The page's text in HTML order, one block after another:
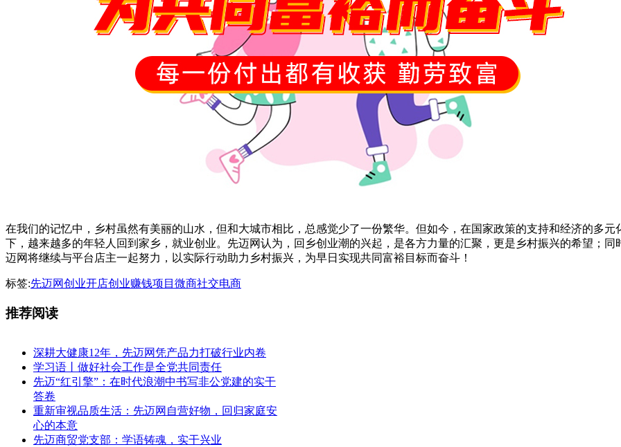
在我们的记忆中，乡村虽然有美丽的山水，但和大城市相比，总感觉少了一份繁华。但如今，在国家政策的支持和经济的多元
下，越来越多的年轻人回到家乡，就业创业。先迈网认为，回乡创业潮的兴起，是各方力量的汇聚，更是乡村振兴的希望；同
迈网将继续与平台店主一起努力，以实际行动助力乡村振兴，为早日实现共同富裕目标而奋斗！
标签:先迈网创业开店创业赚钱项目 微商社交电商
推荐阅读
深耕大健康12年，先迈网凭产品力打破行业内卷
学习语丨做好社会工作是全党共同责任
先迈“红引擎”：在时代浪潮中书写非公党建的实干
答卷
重新审视品质生活：先迈网自营好物，回归家庭安
心的本意
先迈商贸党支部：学语铸魂，实干兴业